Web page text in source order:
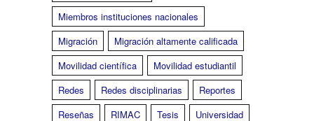
Miembros instituciones nacionales
Migración
Migración altamente calificada
Movilidad científica
Movilidad estudiantil
Redes
Redes disciplinarias
Reportes
Reseñas
RIMAC Tesis Universidad